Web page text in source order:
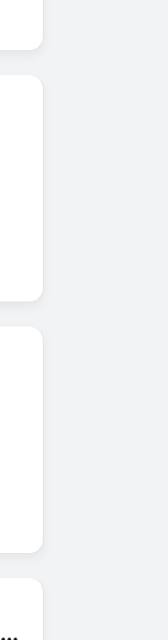
LetoApart (ЛетоАпарт) на улице Революции 1905 года 37-342